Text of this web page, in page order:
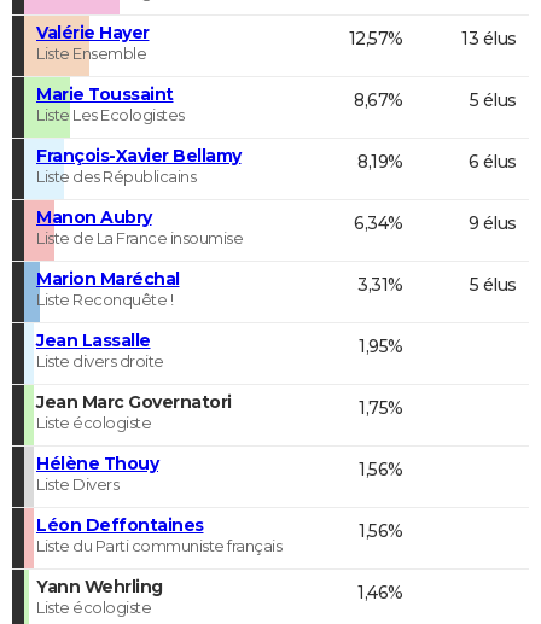
Valérie Hayer
Liste Ensemble
12,57% 13 élus
Marie Toussaint
Liste Les Ecologistes
8,67% 5 élus
François-Xavier Bellamy
Liste des Républicains
8,19% 6 élus
Manon Aubry
Liste de La France insoumise
6,34% 9 élus
Marion Maréchal
Liste Reconquête !
3,31% 5 élus
Jean Lassalle
Liste divers droite
1,95%
Jean Marc Governatori
Liste écologiste
1,75%
Hélène Thouy
Liste Divers
1,56%
Léon Deffontaines
Liste du Parti communiste français
1,56%
Yann Wehrling
Liste écologiste
1,46%